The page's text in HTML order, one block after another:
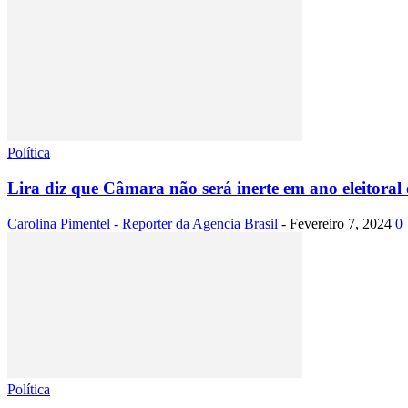
Política
Lira diz que Câmara não será inerte em ano eleitoral
Carolina Pimentel - Reporter da Agencia Brasil - Fevereiro 7, 2024 0
Política